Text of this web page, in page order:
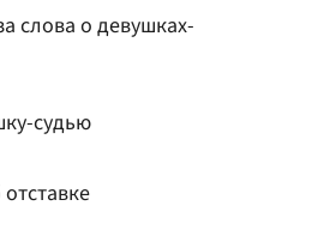
слова о девушках-
судью